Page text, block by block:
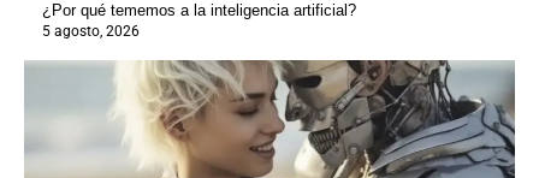
¿Por qué tememos a la inteligencia artificial?
5 agosto, 2026